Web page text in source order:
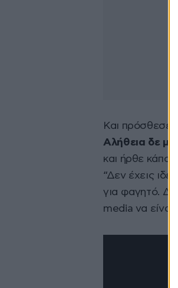
Και πρόσθεσε:
Αλήθεια δε με
και ήρθε
“Δεν έχεις
για φαγητό.
media να είναι